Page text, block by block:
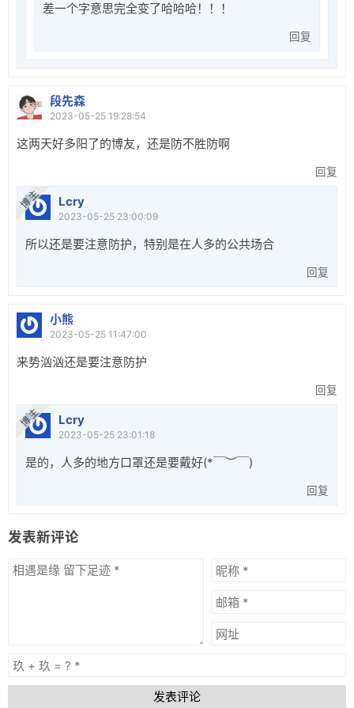
差一个字意思完全变了哈哈哈！！！
回复
段先森
2023-05-25 19:28:54
这两天好多阳了的博友，还是防不胜防啊
回复
Lcry
博 主
2023-05-25 23:00:09
所以还是要注意防护，特别是在人多的公共场合
回复
小熊
2023-05-25 11:47:00
来势汹汹还是要注意防护
回复
Lcry
博 主
2023-05-25 23:01:18
是的，人多的地方口罩还是要戴好(*￣︶￣)
回复
发表新评论
发表评论